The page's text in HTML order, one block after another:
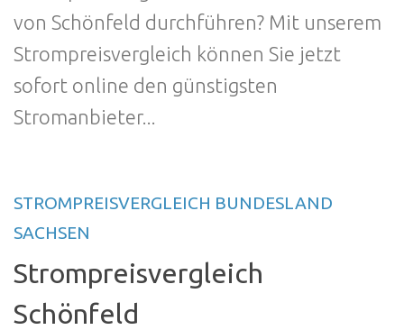
von Schönfeld durchführen? Mit unserem
Strompreisvergleich können Sie jetzt
sofort online den günstigsten
Stromanbieter...
STROMPREISVERGLEICH BUNDESLAND
SACHSEN
Strompreisvergleich
Schönfeld